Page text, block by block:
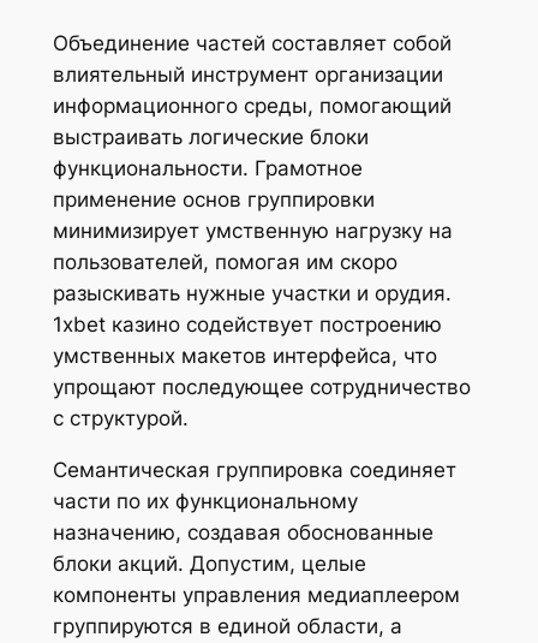
Объединение частей составляет собой
влиятельный инструмент организации
информационного среды, помогающий
выстраивать логические блоки
функциональности. Грамотное
применение основ группировки
минимизирует умственную нагрузку на
пользователей, помогая им скоро
разыскивать нужные участки и орудия.
1xbet казино содействует построению
умственных макетов интерфейса, что
упрощают последующее сотрудничество
с структурой.
Семантическая группировка соединяет
части по их функциональному
назначению, создавая обоснованные
блоки акций. Допустим, целые
компоненты управления медиаплеером
группируются в единой области, а